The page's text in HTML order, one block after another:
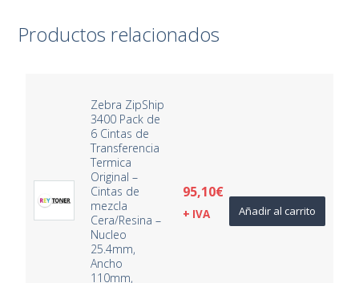
Productos relacionados
Zebra ZipShip
3400 Pack de
6 Cintas de
Transferencia
Termica
Original –
Cintas de
mezcla
Cera/Resina –
Nucleo
25.4mm,
Ancho
110mm,
95,10€
+ IVA Añadir al carrito